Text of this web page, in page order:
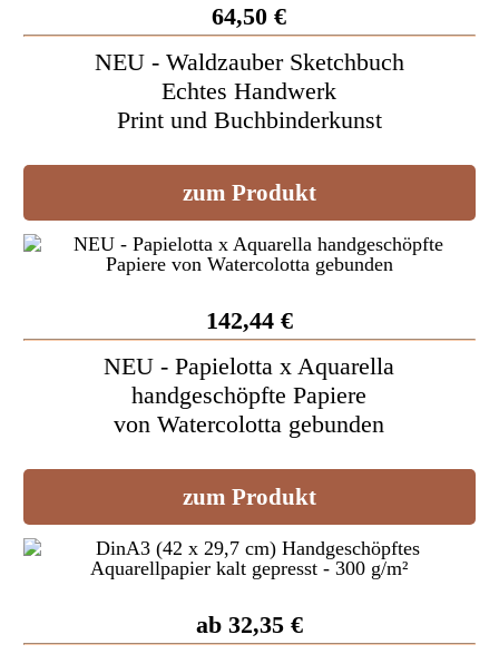
64,50 €
NEU - Waldzauber Sketchbuch
Echtes Handwerk
Print und Buchbinderkunst
zum Produkt
142,44 €
NEU - Papielotta x Aquarella
handgeschöpfte Papiere
von Watercolotta gebunden
zum Produkt
ab 32,35 €